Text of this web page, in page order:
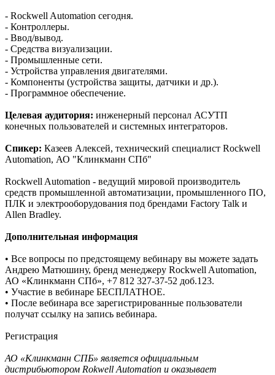
- Rockwell Automation сегодня.
- Контроллеры.
- Ввод/вывод.
- Средства визуализации.
- Промышленные сети.
- Устройства управления двигателями.
- Компоненты (устройства защиты, датчики и др.).
- Программное обеспечение.
Целевая аудитория: инженерный персонал АСУТП
конечных пользователей и системных интеграторов.
Спикер: Казеев Алексей, технический специалист Rockwell
Automation, АО "Клинкманн СПб"
Rockwell Automation - ведущий мировой производитель
средств промышленной автоматизации, промышленного ПО,
ПЛК и электрооборудования под брендами Factory Talk и
Allen Bradley.
Дополнительная информация
• Все вопросы по предстоящему вебинару вы можете задать
Андрею Матюшину, бренд менеджеру Rockwell Automation,
АО «Клинкманн СПб», +7 812 327-37-52 доб.123.
• Участие в вебинаре БЕСПЛАТНОЕ.
• После вебинара все зарегистрированные пользователи
получат ссылку на запись вебинара.
Регистрация
АО «Клинкманн СПБ» является официальным
дистрибьютором Rokwell Automation и оказывает